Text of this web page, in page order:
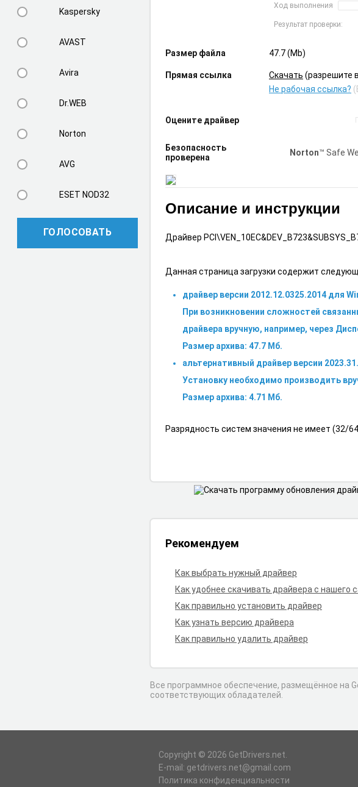
Kaspersky
AVAST
Avira
Dr.WEB
Norton
AVG
ESET NOD32
ГОЛОСОВАТЬ
Ход выполнения
Результат проверки:
Размер файла 47.7 (Mb)
Прямая ссылка Cкачать (разрешите
Не рабочая ссылка?
Оцените драйвер
Безопасность
проверена
Norton™ Safe
Описание и инструкции
Драйвер
Данная страница загрузки содержит
драйвер версии 2012.12.0325.2014 для
При возникновении сложностей
драйвера вручную, например, через
Размер архива: 47.7 Мб.
альтернативный драйвер версии
Установку необходимо производить
Размер архива: 4.71 Мб.
Разрядность систем значения не имеет (32/64
Рекомендуем
Как выбрать нужный драйвер
Как удобнее скачивать драйвера с нашего
Как правильно установить драйвер
Как узнать версию драйвера
Как правильно удалить драйвер
Все программное обеспечение, размещённое на
соответствующих обладателей.
Copyright © 2026 GetDrivers.net.
E-mail: getdrivers.net@gmail.com
Политика конфиденциальности